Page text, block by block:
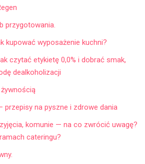
przygotowania.
kupować wyposażenie kuchni?
czytać etykietę 0,0% i dobrać smak,
dealkoholizacji
przepisy na pyszne i zdrowe dania
komunie — na co zwrócić uwagę?
cateringu?